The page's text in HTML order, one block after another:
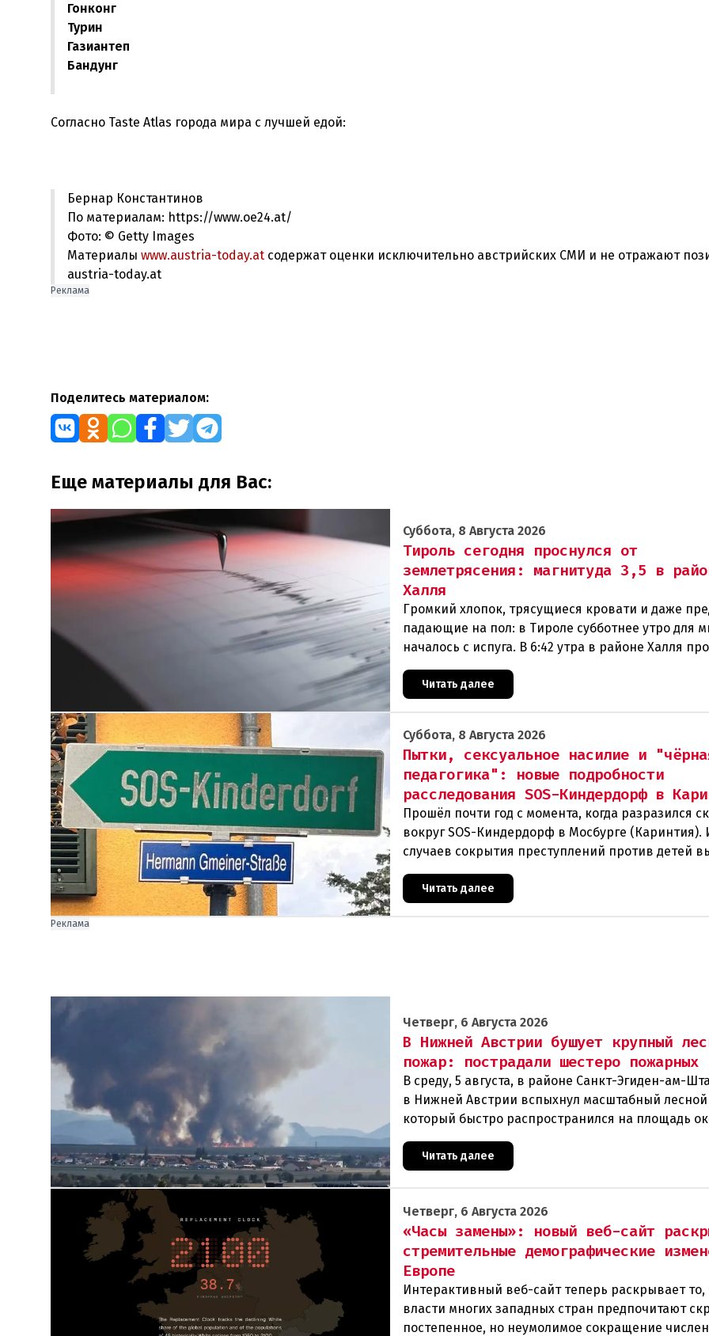
Гонконг
Турин
Газиантеп
Бандунг
Согласно Taste Atlas города мира с лучшей едой:
Бернар Константинов
По материалам: https://www.oe24.at/
Фото: © Getty Images
Материалы www.austria-today.at содержат оценки исключительно австрийских СМИ и не отражают
austria-today.at
Реклама
Поделитесь материалом:
Еще материалы для Вас:
Суббота, 8 Августа 2026
Тироль сегодня проснулся от
землетрясения: магнитуда 3,5 в
Халля
Громкий хлопок, трясущиеся кровати и даже
падающие на пол: в Тироле субботнее утро для
началось с испуга. В 6:42 утра в районе Халля
землетрясение.Данные сейсмологовПо данны
Читать далее
Суббота, 8 Августа 2026
Пытки, сексуальное насилие и
педагогика": новые подробности
расследования SOS-Киндердорф в
Прошёл почти год с момента, когда разразился
вокруг SOS-Киндердорф в Мосбурге (Каринтия).
случаев сокрытия преступлений против детей
масштабное расследование, которое продо
Читать далее
Реклама
Четверг, 6 Августа 2026
В Нижней Австрии бушует крупный
пожар: пострадали шестеро пожарных
В среду, 5 августа, в районе Санкт-Эгиден-ам-
в Нижней Австрии вспыхнул масштабный
который быстро распространился на площадь
гектаров. В ходе тушения пострадали шесте
Читать далее
Четверг, 6 Августа 2026
«Часы замены»: новый веб-сайт
стремительные демографические
Европе
Интерактивный веб-сайт теперь раскрывает то,
власти многих западных стран предпочитают
постепенное, но неумолимое сокращение